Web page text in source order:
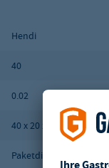
Hendi
40
0.02
40 x 20 x 220
Paketdienst